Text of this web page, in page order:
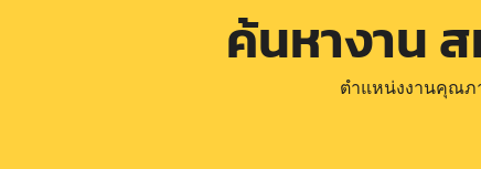
ค้นหางาน
ตำแหน่งงานคุณภ